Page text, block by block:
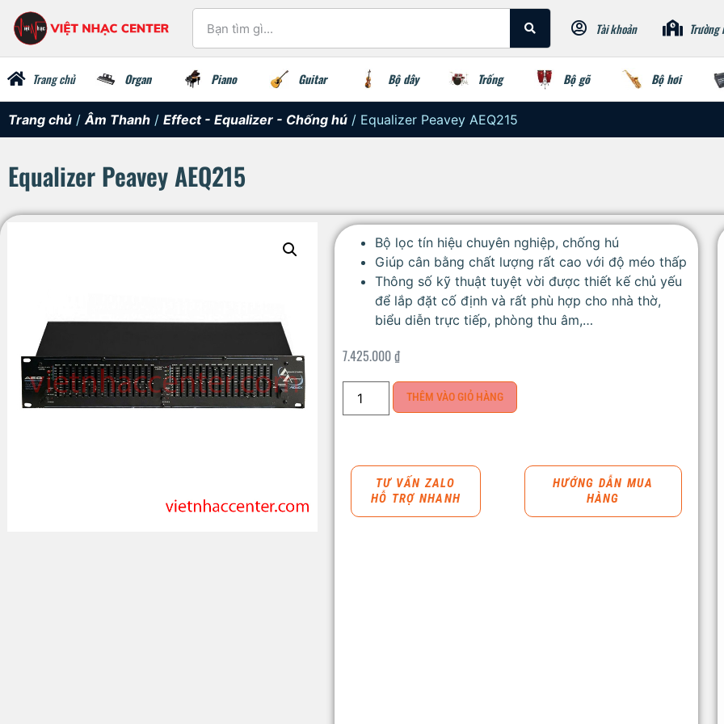
Tài khoản Trường
Trang chủ Organ Piano Guitar Bộ dây Trống Bộ gõ Bộ hơi
Trang chủ / Âm Thanh / Effect - Equalizer - Chống hú / Equalizer Peavey AEQ215
Equalizer Peavey AEQ215
Bộ lọc tín hiệu chuyên nghiệp, chống hú
Giúp cân bằng chất lượng rất cao với độ méo thấp
Thông số kỹ thuật tuyệt vời được thiết kế chủ yếu
để lắp đặt cố định và rất phù hợp cho nhà thờ,
biểu diễn trực tiếp, phòng thu âm,…
7.425.000₫
THÊM VÀO GIỎ HÀNG
TƯ VẤN ZALO
HỖ TRỢ NHANH
HƯỚNG DẪN MUA
HÀNG